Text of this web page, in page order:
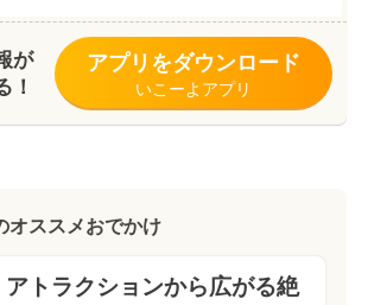
が
！
アプリをダウンロード
いこーよアプリ
オススメおでかけ
トラクションから広がる絶